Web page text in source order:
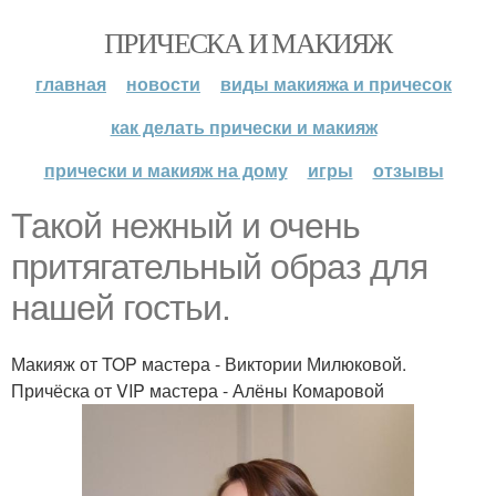
ПРИЧЕСКА И МАКИЯЖ
главная новости
виды макияжа и причесок
как делать прически и макияж
прически и макияж на дому
игры отзывы
Такой нежный и очень
притягательный образ для
нашей гостьи.
Макияж от TOP мастера - Виктории Милюковой.
Причёска от VIP мастера - Алёны Комаровой